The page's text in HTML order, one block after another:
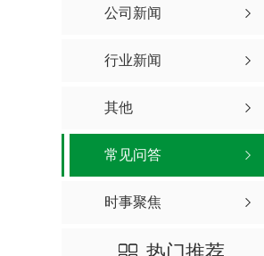
公司新闻
行业新闻
其他
常见问答
时事聚焦